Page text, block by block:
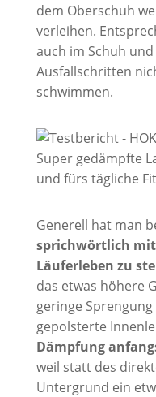
dem Oberschuh
verleihen.
auch im Schuh
Ausfallschritten
schwimmen.
Generell hat man
sprichwörtlich
Läuferleben zu
das etwas höhere
geringe
gepolsterte
Dämpfung
weil statt des
Untergrund ein